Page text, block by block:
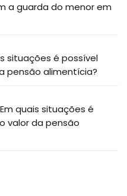
a guarda do menor em
situações é possível
pensão alimentícia?
Em quais situações é
valor da pensão